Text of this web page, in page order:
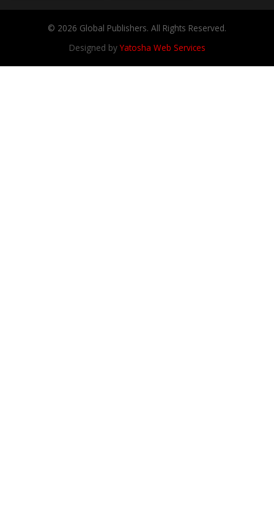
© 2026 Global Publishers. All Rights Reserved.
Designed byYatosha Web Services